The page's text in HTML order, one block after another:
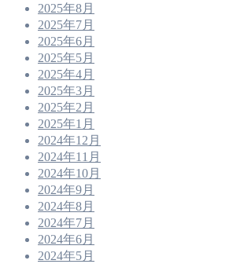
2025年8月
2025年7月
2025年6月
2025年5月
2025年4月
2025年3月
2025年2月
2025年1月
2024年12月
2024年11月
2024年10月
2024年9月
2024年8月
2024年7月
2024年6月
2024年5月